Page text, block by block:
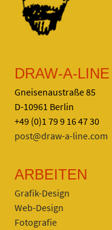
DRAW-A-LINE
Gneisenaustraße 85
D-10961 Berlin
+49 (0)1 79 9 16 47 30
post@draw-a-line.com
ARBEITEN
Grafik-Design
Web-Design
Fotografie